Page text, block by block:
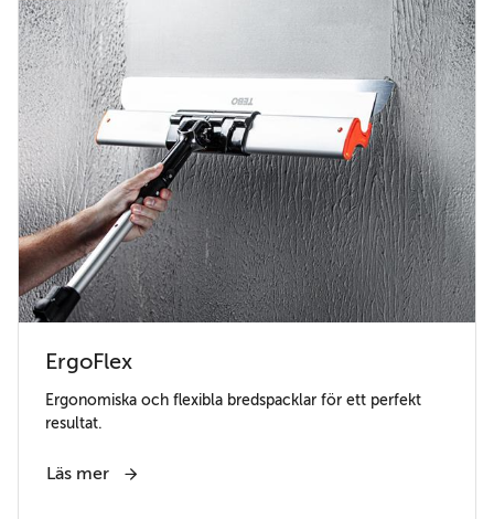
ErgoFlex
Ergonomiska och flexibla bredspacklar för ett perfekt
resultat.
Läs mer